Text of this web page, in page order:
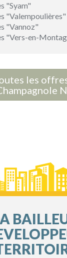
"Syam"
"Valempoulières"
"Vannoz"
"Vers-en-
les